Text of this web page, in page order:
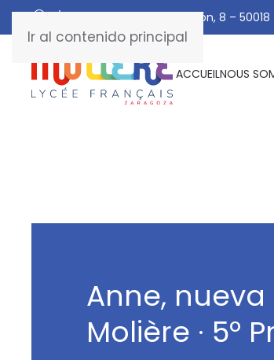
Ir al contenido principal
C/ De Manuel Marraco Ramón, 8 –
ACCUEILNOUS
Anne,
Molière · 5º